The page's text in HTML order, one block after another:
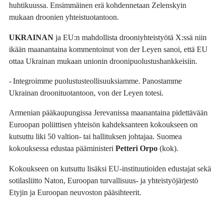
huhtikuussa. Ensimmäinen erä kohdennetaan Zelenskyin
mukaan droonien yhteistuotantoon.
UKRAINAN ja EU:n mahdollista drooniyhteistyötä X:ssä niin
ikään maanantaina kommentoinut von der Leyen sanoi, että EU
ottaa Ukrainan mukaan unionin droonipuolustushankkeisiin.
- Integroimme puolustusteollisuuksiamme. Panostamme
Ukrainan droonituotantoon, von der Leyen totesi.
Armenian pääkaupungissa Jerevanissa maanantaina pidettävään
Euroopan poliittisen yhteisön kahdeksanteen kokoukseen on
kutsuttu liki 50 valtion- tai hallituksen johtajaa. Suomea
kokouksessa edustaa pääministeriPetteri Orpo (kok).
Kokoukseen on kutsuttu lisäksi EU-instituutioiden edustajat sekä
sotilasliitto Naton, Euroopan turvallisuus- ja yhteistyöjärjestö
Etyjin ja Euroopan neuvoston pääsihteerit.